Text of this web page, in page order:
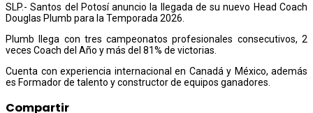
SLP.- Santos del Potosí anuncio la llegada de su nuevo Head Coach
Douglas Plumb para la Temporada 2026.
Plumb llega con tres campeonatos profesionales consecutivos, 2
veces Coach del Año y más del 81% de victorias.
Cuenta con experiencia internacional en Canadá y México, además
es Formador de talento y constructor de equipos ganadores.
Compartir